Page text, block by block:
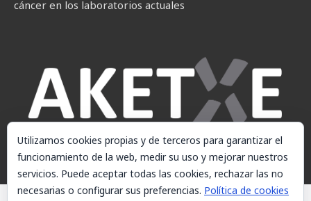
cáncer en los laboratorios actuales
Utilizamos cookies propias y de terceros para garantizar el
funcionamiento de la web, medir su uso y mejorar nuestros
servicios. Puede aceptar todas las cookies, rechazar las no
necesarias o configurar sus preferencias. Política de cookies